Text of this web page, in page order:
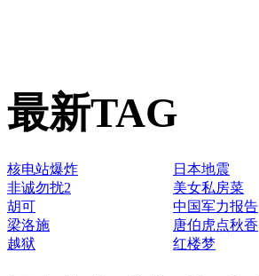
最新TAG
核电站爆炸 日本地震
非诚勿扰2
美女私房菜
胡可
中国军力报告
梁洛施
唐伯虎点秋香
越狱
红楼梦